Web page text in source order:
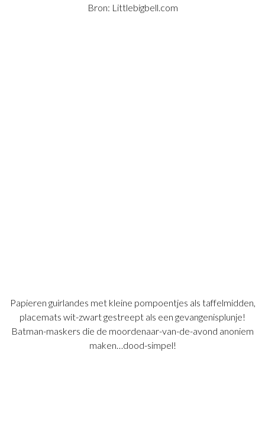
Bron: Littlebigbell.com
Papieren guirlandes met kleine pompoentjes als taffelmidden,
placemats wit-zwart gestreept als een gevangenisplunje!
Batman-maskers die de moordenaar-van-de-avond anoniem
maken…dood-simpel!